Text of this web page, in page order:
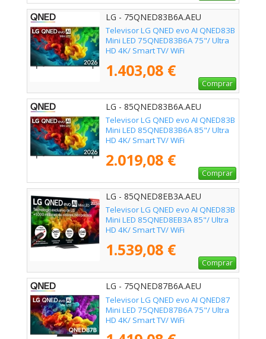
LG - 75QNED83B6A.AEU
Televisor LG QNED evo AI QNED83B
Mini LED 75QNED83B6A 75"/ Ultra
HD 4K/ Smart TV/ WiFi
1.403,08 €
Comprar
LG - 85QNED83B6A.AEU
Televisor LG QNED evo AI QNED83B
Mini LED 85QNED83B6A 85"/ Ultra
HD 4K/ Smart TV/ WiFi
2.019,08 €
Comprar
LG - 85QNED8EB3A.AEU
Televisor LG QNED evo AI QNED83B
Mini LED 85QNED8EB3A 85"/ Ultra
HD 4K/ Smart TV/ WiFi
1.539,08 €
Comprar
LG - 75QNED87B6A.AEU
Televisor LG QNED evo AI QNED87
Mini LED 75QNED87B6A 75"/ Ultra
HD 4K/ Smart TV/ WiFi